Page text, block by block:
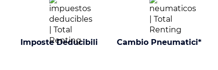
Imposte Deducibili Cambio Pneumatici*